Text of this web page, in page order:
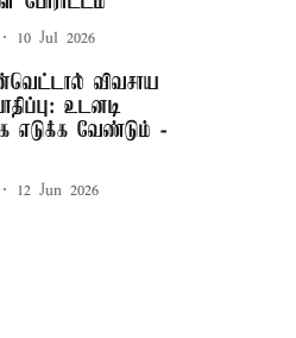
10 Jul 2026
விவசாய
உடனடி
எடுக்க வேண்டும் -
12 Jun 2026